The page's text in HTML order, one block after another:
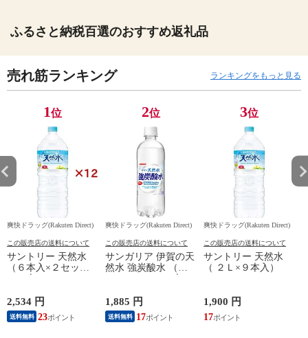
ふるさと納税百選のおすすめ返礼品
売れ筋ランキング ランキングをもっと見る
1位
爽快ドラッグ(Rakuten Direct)
この販売店の送料について
サントリー 天然水
（６本入×２セット
2,534 円
送料無料 23
2位
爽快ドラッグ(Rakuten Direct)
この販売店の送料について
サンガリア 伊賀の天
然水 強炭酸水 （５
1,885 円
送料無料 17
3位
爽快ドラッグ(Rakuten Direct)
この販売店の送料について
サントリー 天然水
（ ２Ｌ×９本入）
1,900 円
17